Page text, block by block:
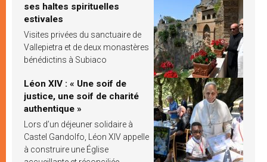
ses haltes spirituelles
estivales
Visites privées du sanctuaire de
Vallepietra et de deux monastères
bénédictins à Subiaco
Léon XIV : « Une soif de
justice, une soif de charité
authentique »
Lors d’un déjeuner solidaire à
Castel Gandolfo, Léon XIV appelle
à construire une Église